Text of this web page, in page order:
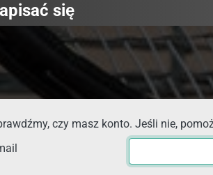
się
czy masz konto. Jeśli nie,